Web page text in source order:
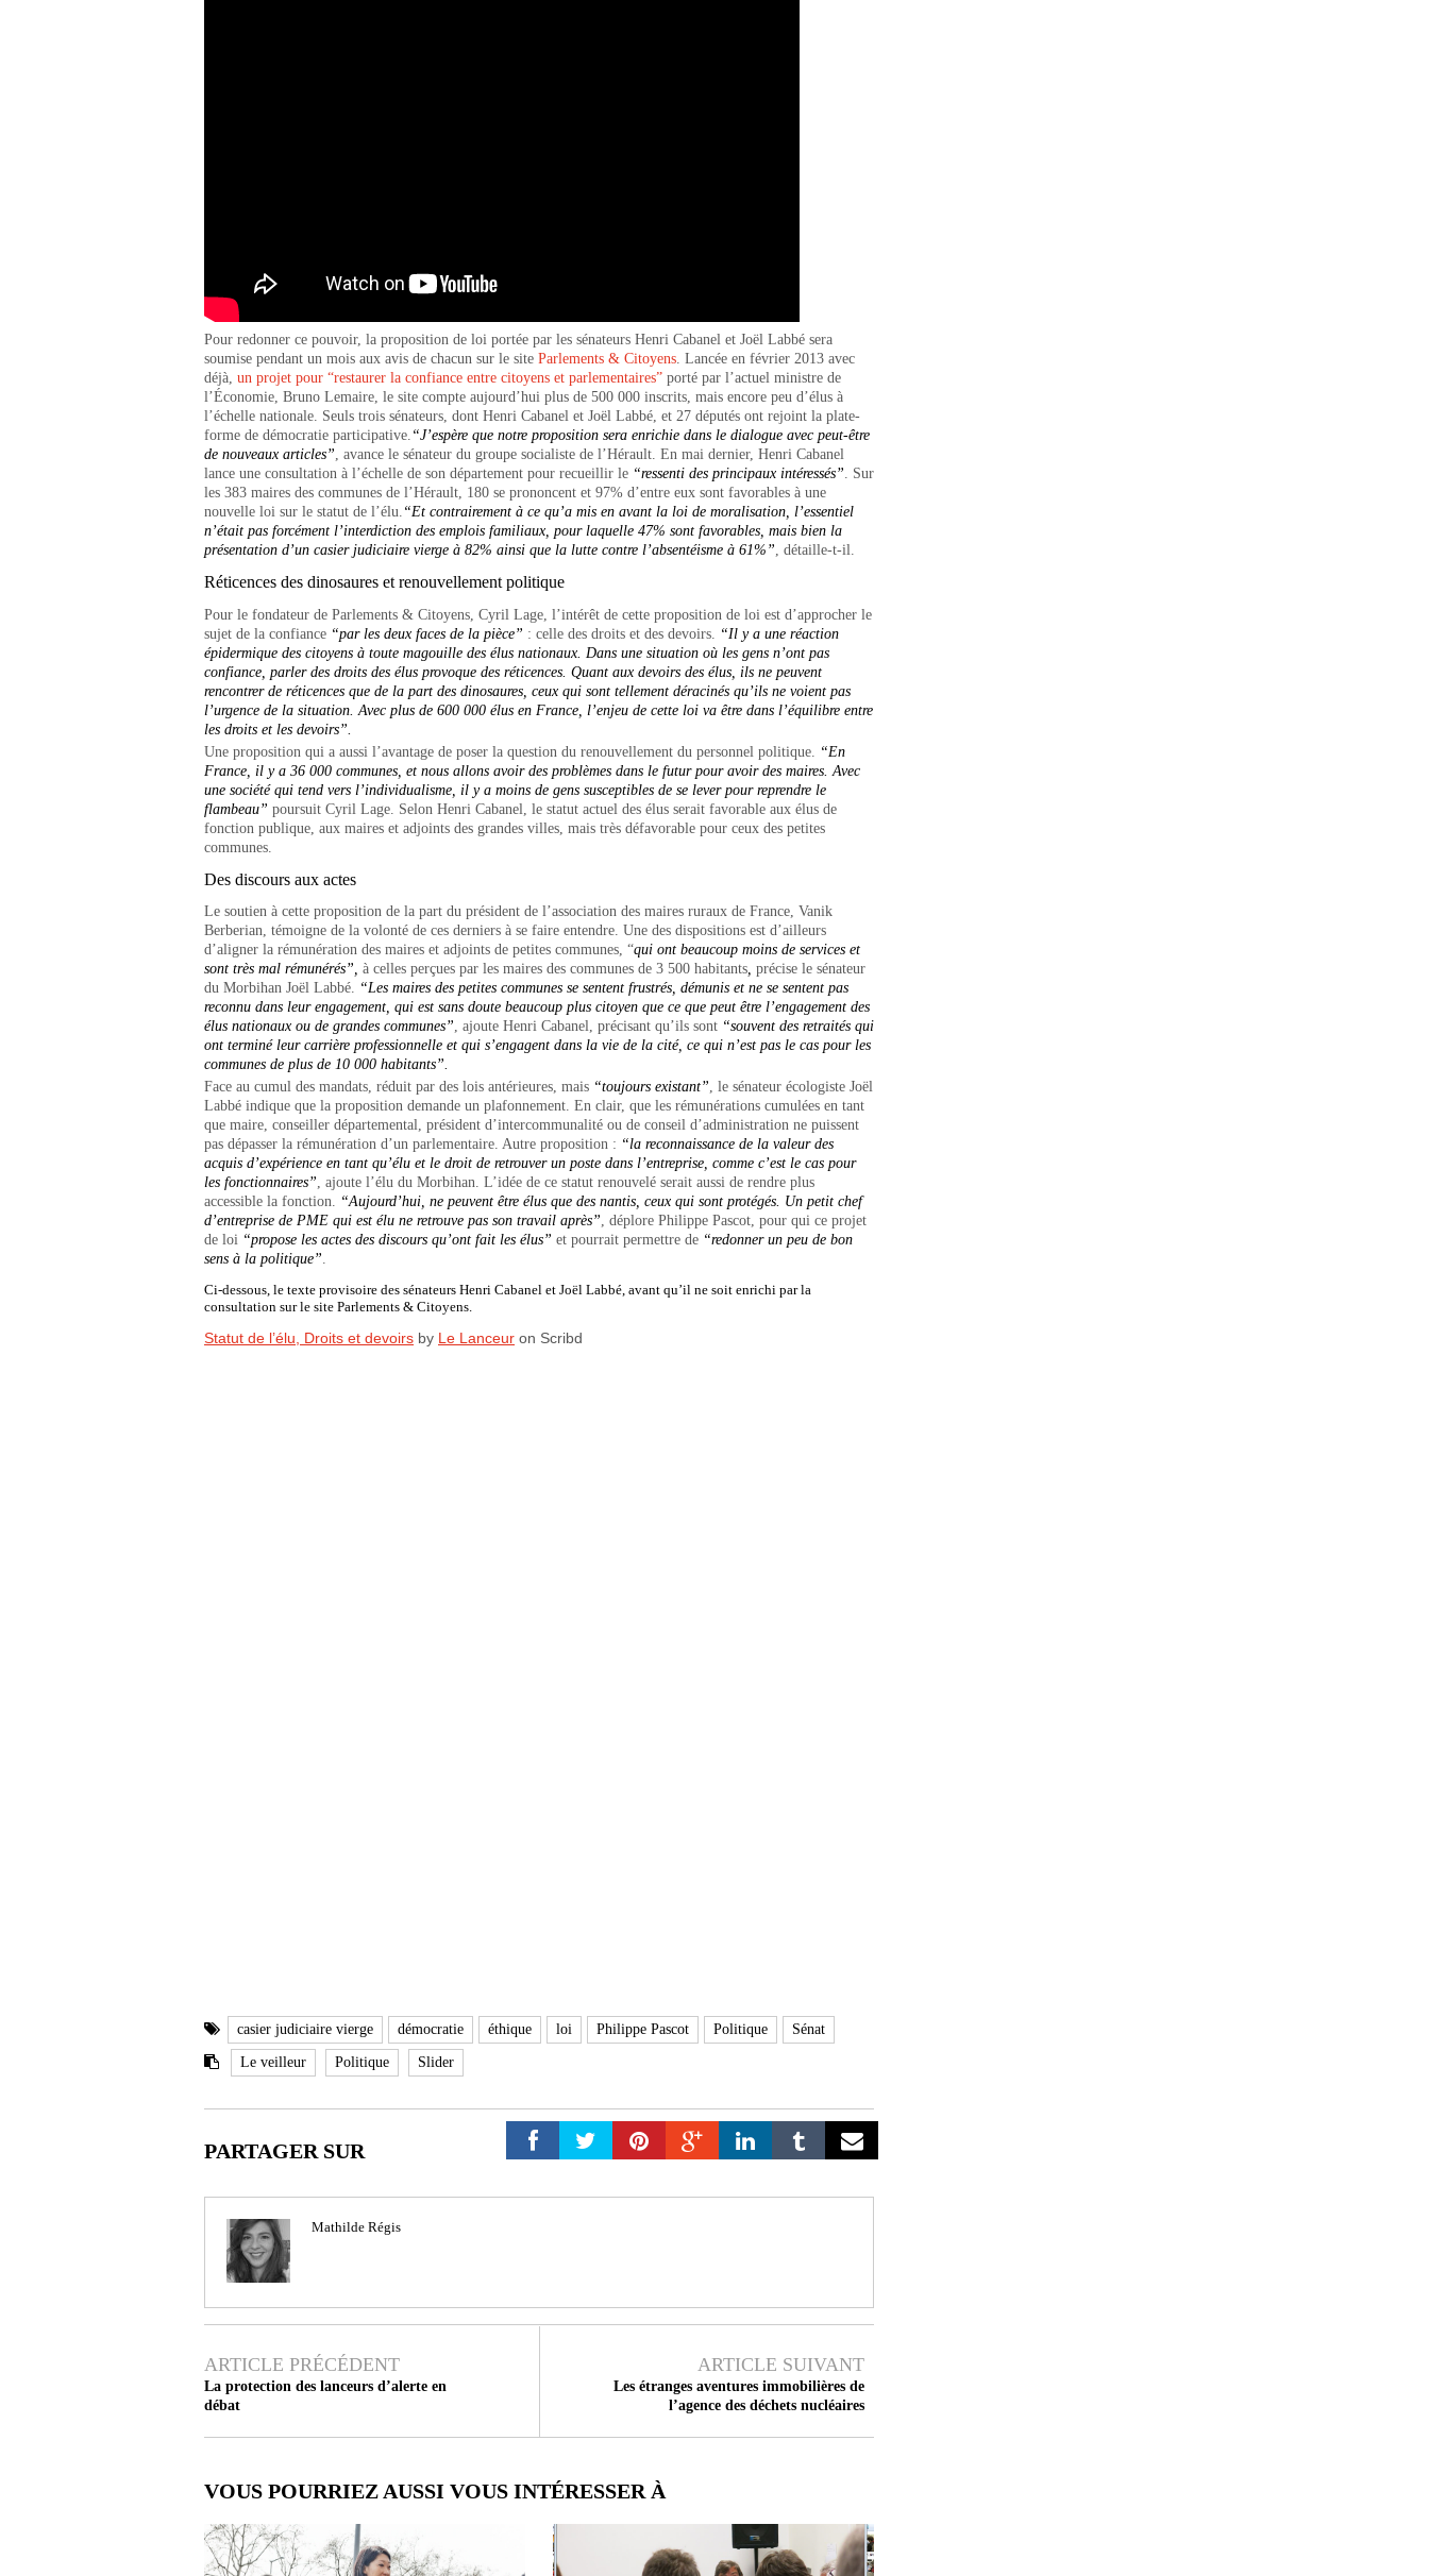
Pour redonner ce pouvoir, la proposition de loi portée par les sénateurs Henri Cabanel et Joël Labbé sera
soumise pendant un mois aux avis de chacun sur le site Parlements & Citoyens. Lancée en février 2013 avec
déjà, un projet pour “restaurer la confiance entre citoyens et parlementaires” porté par l’actuel ministre de
l’Économie, Bruno Lemaire, le site compte aujourd’hui plus de 500 000 inscrits, mais encore peu d’élus à
l’échelle nationale. Seuls trois sénateurs, dont Henri Cabanel et Joël Labbé, et 27 députés ont rejoint la plate-
forme de démocratie participative. “J’espère que notre proposition sera enrichie dans le dialogue avec peut-être
de nouveaux articles”, avance le sénateur du groupe socialiste de l’Hérault. En mai dernier, Henri Cabanel
lance une consultation à l’échelle de son département pour recueillir le “ressenti des principaux intéressés”. Sur
les 383 maires des communes de l’Hérault, 180 se prononcent et 97% d’entre eux sont favorables à une
nouvelle loi sur le statut de l’élu. “Et contrairement à ce qu’a mis en avant la loi de moralisation, l’essentiel
n’était pas forcément l’interdiction des emplois familiaux, pour laquelle 47% sont favorables, mais bien la
présentation d’un casier judiciaire vierge à 82% ainsi que la lutte contre l’absentéisme à 61%”, détaille-t-il.
Réticences des dinosaures et renouvellement politique
Pour le fondateur de Parlements & Citoyens, Cyril Lage, l’intérêt de cette proposition de loi est d’approcher le
sujet de la confiance “par les deux faces de la pièce” : celle des droits et des devoirs.
“Il y a une réaction
épidermique des citoyens à toute magouille des élus nationaux . Dans une situation où les gens n’ont pas
confiance, parler des droits des élus provoque des réticences. Quant aux devoirs des élus, ils ne peuvent
rencontrer de réticences que de la part des dinosaures, ceux qui sont tellement déracinés qu’ils ne voient pas
l’urgence de la situation. Avec plus de 600 000 élus en France, l’enjeu de cette loi va être dans l’équilibre entre
les droits et les devoirs”.
Une proposition qui a aussi l’avantage de poser la question du renouvellement du personnel politique.
“En
France, il y a 36 000 communes, et nous allons avoir des problèmes dans le futur pour avoir des maires. Avec
une société qui tend vers l’individualisme, il y a moins de gens susceptibles de se lever pour reprendre le
flambeau” poursuit Cyril Lage. Selon Henri Cabanel, le statut actuel des élus serait favorable aux élus de
fonction publique, aux maires et adjoints des grandes villes, mais très défavorable pour ceux des petites
communes.
Des discours aux actes
Le soutien à cette proposition de la part du président de l’association des maires ruraux de France, Vanik
Berberian, témoigne de la volonté de ces derniers à se faire entendre. Une des dispositions est d’ailleurs
d’aligner la rémunération des maires et adjoints de petites communes, “qui ont beaucoup moins de services et
sont très mal rémunérés”, à celles perçues par les maires des communes de 3 500 habitants, précise le sénateur
du Morbihan Joël Labbé. “Les maires des petites communes se sentent frustrés, démunis et ne se sentent pas
reconnu dans leur engagement, qui est sans doute beaucoup plus citoyen que ce que peut être l’engagement des
élus nationaux ou de grandes communes”, ajoute Henri Cabanel, précisant qu’ils sont “souvent des retraités qui
ont terminé leur carrière professionnelle et qui s’engagent dans la vie de la cité, ce qui n’est pas le cas pour les
communes de plus de 10 000 habitants”.
Face au cumul des mandats, réduit par des lois antérieures, mais “toujours existant”, le sénateur écologiste Joël
Labbé indique que la proposition demande un plafonnement. En clair, que les rémunérations cumulées en tant
que maire, conseiller départemental, président d’intercommunalité ou de conseil d’administration ne puissent
pas dépasser la rémunération d’un parlementaire. Autre proposition : “la reconnaissance de la valeur des
acquis d’expérience en tant qu’élu et le droit de retrouver un poste dans l’entreprise, comme c’est le cas pour
les fonctionnaires”, ajoute l’élu du Morbihan. L’idée de ce statut renouvelé serait aussi de rendre plus
accessible la fonction. “Aujourd’hui, ne peuvent être élus que des nantis, ceux qui sont protégés. Un petit chef
d’entreprise de PME qui est élu ne retrouve pas son travail après”, déplore Philippe Pascot, pour qui ce projet
de loi “propose les actes des discours qu’ont fait les élus” et pourrait permettre de “redonner un peu de bon
sens à la politique”.
Ci-dessous, le texte provisoire des sénateurs Henri Cabanel et Joël Labbé, avant qu’il ne soit enrichi par la
consultation sur le site Parlements & Citoyens.
Statut de l’élu, Droits et devoirs by Le Lanceur on Scribd
casier judiciaire vierge démocratie éthique loi Philippe Pascot Politique Sénat
Le veilleur Politique Slider
PARTAGER SUR
Mathilde Régis
ARTICLE PRÉCÉDENT
La protection des lanceurs d’alerte en
débat
ARTICLE SUIVANT
Les étranges aventures immobilières de
l’agence des déchets nucléaires
VOUS POURRIEZ AUSSI VOUS INTÉRESSER À